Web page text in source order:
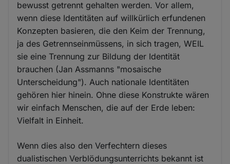
bewusst getrennt gehalten werden. Vor allem,
wenn diese Identitäten auf willkürlich erfundenen
Konzepten basieren, die den Keim der Trennung,
ja des Getrennseinmüssens, in sich tragen, WEIL
sie eine Trennung zur Bildung der Identität
brauchen (Jan Assmanns "mosaische
Unterscheidung"). Auch nationale Identitäten
gehören hier hinein. Ohne diese Konstrukte wären
wir einfach Menschen, die auf der Erde leben:
Vielfalt in Einheit.
Wenn dies also den Verfechtern dieses
dualistischen Verblödungsunterrichts bekannt ist